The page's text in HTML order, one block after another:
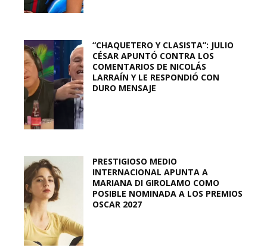
“CHAQUETERO Y CLASISTA”: JULIO
CÉSAR APUNTÓ CONTRA LOS
COMENTARIOS DE NICOLÁS
LARRAÍN Y LE RESPONDIÓ CON
DURO MENSAJE
PRESTIGIOSO MEDIO
INTERNACIONAL APUNTA A
MARIANA DI GIROLAMO COMO
POSIBLE NOMINADA A LOS PREMIOS
OSCAR 2027